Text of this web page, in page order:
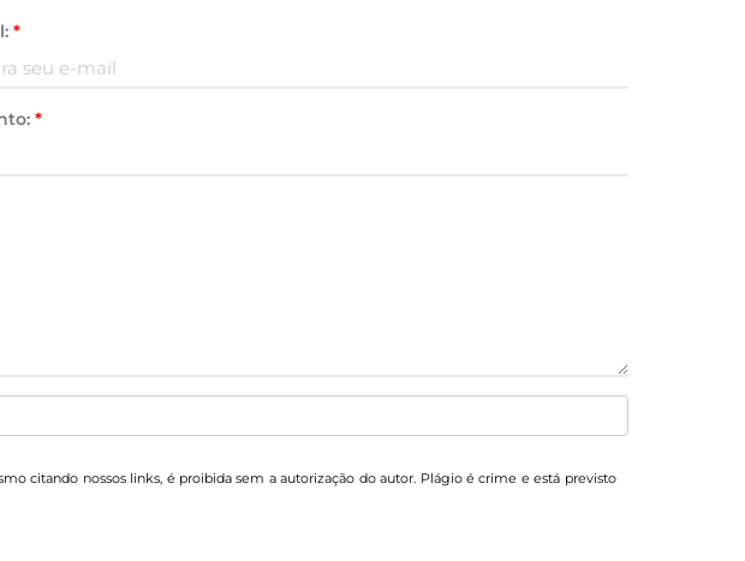
*
*
citando nossos links, é proibida sem a autorização do autor. Plágio é crime e está previsto